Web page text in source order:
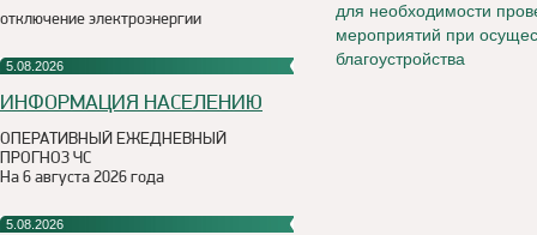
отключение электроэнергии
5.08.2026
ИНФОРМАЦИЯ НАСЕЛЕНИЮ
ОПЕРАТИВНЫЙ ЕЖЕДНЕВНЫЙ
ПРОГНОЗ ЧС
На 6 августа 2026 года
5.08.2026
для необходимости
мероприятий при
благоустройства